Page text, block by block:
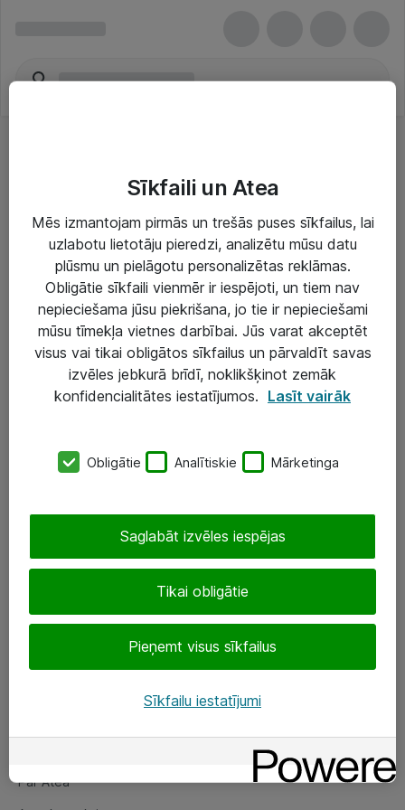
Risinājumi & Pakalpojumi
IT serviss un atbalsts
IT infrastruktūra
Darba vietu IT risinājumi
Serveri un datu centri
SIA „ATEA”
eShop@atea.lv
Sekojiet mums
Par Atea
Par Atea
Sīkfaili un Atea
Mēs izmantojam pirmās un trešās puses sīkfailus, lai
uzlabotu lietotāju pieredzi, analizētu mūsu datu
plūsmu un pielāgotu personalizētas reklāmas.
Obligātie sīkfaili vienmēr ir iespējoti, un tiem nav
nepieciešama jūsu piekrišana, jo tie ir nepieciešami
mūsu tīmekļa vietnes darbībai. Jūs varat akceptēt
visus vai tikai obligātos sīkfailus un pārvaldīt savas
izvēles jebkurā brīdī, noklikšķinot zemāk
konfidencialitātes iestatījumos. Lasīt vairāk
Obligātie Analītiskie Mārketinga
Tikai obligātie
Pieņemt visus sīkfailus
Saglabāt izvēles iespējas
Sīkfailu iestatījumi